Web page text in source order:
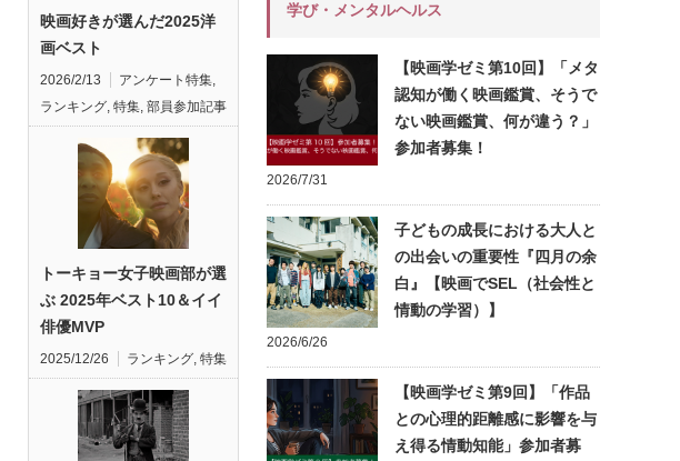
映画好きが選んだ2025洋
画ベスト
2026/2/13 アンケート特集,
ランキング, 特集, 部員参加記事
トーキョー女子映画部が選
ぶ 2025年ベスト10＆イイ
俳優MVP
2025/12/26 ランキング, 特集
学び・メンタルヘルス
【映画学ゼミ第10回】「メタ
認知が働く映画鑑賞、そうで
ない映画鑑賞、何が違う？」
参加者募集！
2026/7/31
子どもの成長における大人と
の出会いの重要性『四月の余
白』【映画でSEL（社会性と
情動の学習）】
2026/6/26
【映画学ゼミ第9回】「作品
との心理的距離感に影響を与
え得る情動知能」参加者募